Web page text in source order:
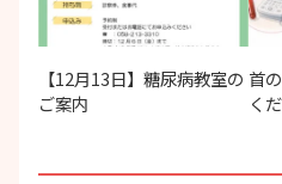
【12月13日】糖尿病教室の
ご案内
首
く